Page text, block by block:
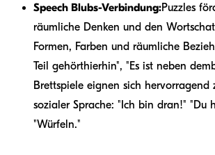
Speech Blubs-Verbindung:Puzzles
räumliche Denken und den
Formen, Farben und räumliche
Teil gehörthierhin", "Es ist neben dem
Brettspiele eignen sich hervorragend
sozialer Sprache: "Ich bin dran!" "Du
"Würfeln."